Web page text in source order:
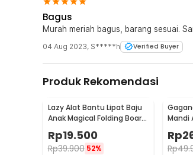
Bagus
Murah meriah bagus, barang sesuai.
04 Aug 2023, S*****h Verified Buyer
Produk Rekomendasi
Lazy Alat Bantu Lipat Baju
Anak Magical Folding Board
Rp19.500
Rp39.900 52%
Mandi
Rp
Rp